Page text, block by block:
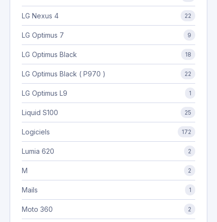
LG Nexus 4 22
LG Optimus 7 9
LG Optimus Black 18
LG Optimus Black ( P970 ) 22
LG Optimus L9 1
Liquid S100 25
Logiciels 172
Lumia 620 2
M 2
Mails 1
Moto 360 2